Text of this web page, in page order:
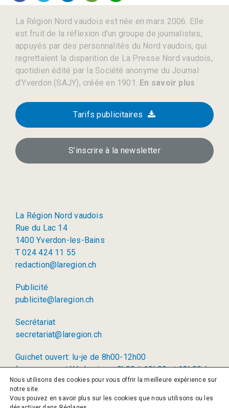
La Région Nord vaudois est née en mars 2006. Elle
est fruit de la réflexion d’un groupe de journalistes,
appuyés par des personnalités du Nord vaudois, qui
regrettaient la disparition de La Presse Nord vaudois,
quotidien édité par la Société anonyme du Journal
d’Yverdon (SAJY), créée en 1901. En savoir plus
Tarifs publicitaires
S’inscrire à la newsletter
La Région Nord vaudois
Rue du Lac 14
1400 Yverdon-les-Bains
T 024 424 11 55
redaction@laregion.ch
Publicité
publicite@laregion.ch
Secrétariat
secretariat@laregion.ch
Guichet ouvert: lu-je de 8h00-12h00
(permanence téléphonique: 8h00 à 12h00 et 13h00 à
17h00)
© 2026 La Région SA
Nous utilisons des cookies pour vous offrir la meilleure expérience sur
notre site.
Vous pouvez en savoir plus sur les cookies que nous utilisons ou les